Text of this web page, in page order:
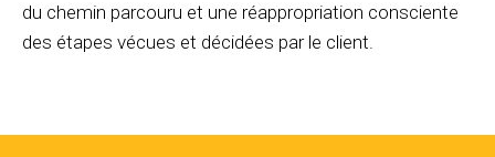
du chemin parcouru et une réappropriation consciente
des étapes vécues et décidées par le client.